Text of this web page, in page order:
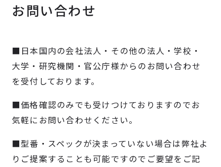
製品検索
取扱メーカー
お問い合わせ
■日本国内の会社法人・その他の法人・学校・
大学・研究機関・官公庁様からのお問い合わせ
を受付しております。
■価格確認のみでも受けつけておりますのでお
気軽にお問い合わせください。
■型番・スペックが決まっていない場合は弊社よ
りご提案することも可能ですのでご要望をご記